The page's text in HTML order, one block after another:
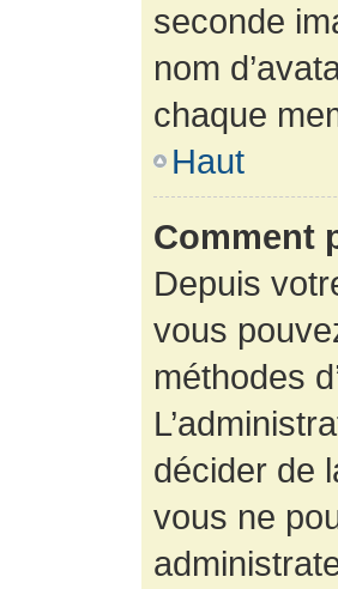
seconde
nom
chaque
Haut
Comment
Depuis
vous
méthodes
décider de
vous ne